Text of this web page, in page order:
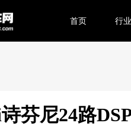
首页 行
芬尼24路